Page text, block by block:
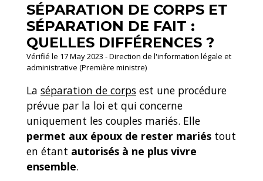
SÉPARATION DE CORPS ET
SÉPARATION DE FAIT :
QUELLES DIFFÉRENCES ?
Vérifié le 17 May 2023 - Direction de l'information légale et
administrative (Première ministre)
La séparation de corps est une procédure
prévue par la loi et qui concerne
uniquement les couples mariés. Elle
permet aux époux de rester mariés tout
en étant autorisés à ne plus vivre
ensemble.